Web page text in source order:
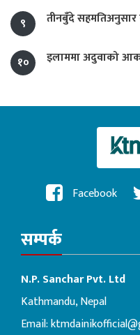
९ तीनबुँदे सहमतिअनुसार
१० इलाममा अदुवाको
Facebook
सम्पर्क
N.P. Sanchar Pvt. Ltd
Kathmandu, Nepal
Email: